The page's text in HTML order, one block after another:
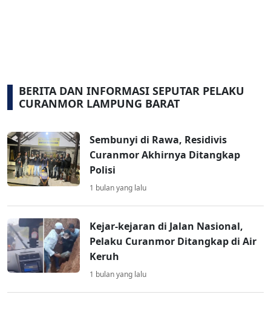
BERITA DAN INFORMASI SEPUTAR PELAKU
CURANMOR LAMPUNG BARAT
Sembunyi di Rawa, Residivis
Curanmor Akhirnya Ditangkap
Polisi
1 bulan yang lalu
Kejar-kejaran di Jalan Nasional,
Pelaku Curanmor Ditangkap di Air
Keruh
1 bulan yang lalu